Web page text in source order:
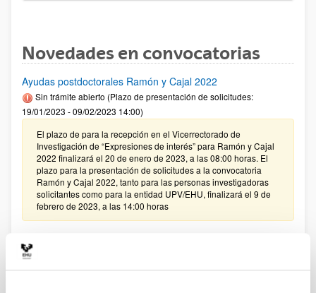
Novedades en convocatorias
Ayudas postdoctorales Ramón y Cajal 2022
Sin trámite abierto (Plazo de presentación de solicitudes:
19/01/2023 - 09/02/2023 14:00)
El plazo de para la recepción en el Vicerrectorado de
Investigación de “Expresiones de interés” para Ramón y Cajal
2022 finalizará el 20 de enero de 2023, a las 08:00 horas. El
plazo para la presentación de solicitudes a la convocatoria
Ramón y Cajal 2022, tanto para las personas investigadoras
solicitantes como para la entidad UPV/EHU, finalizará el 9 de
febrero de 2023, a las 14:00 horas
aplicaciones terapéuticas”
Plazo de presentación cerrado: 17/11/2022 - 09/12/2022 23:59